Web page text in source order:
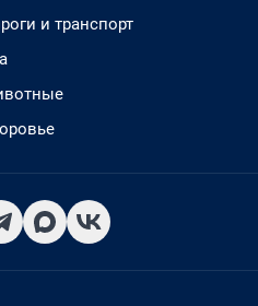
и транспорт